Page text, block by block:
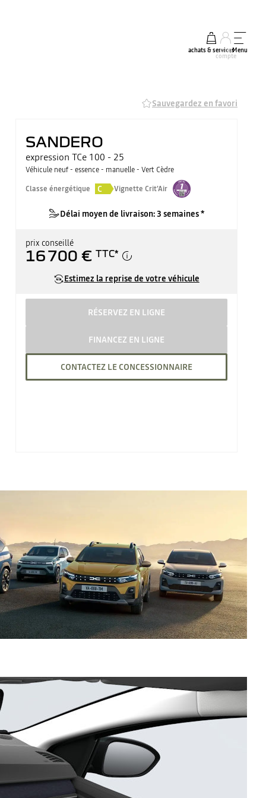
achats & services
mon
compte
Menu
Sauvegardez en favori
SANDERO
expression TCe 100 - 25
Véhicule neuf - essence - manuelle - Vert Cèdre
Classe énergétique
C Vignette Crit'Air
Délai moyen de livraison: 3 semaines *
prix conseillé
16 700 € TTC*
Estimez la reprise de votre véhicule
RÉSERVEZ EN LIGNE
FINANCEZ EN LIGNE
CONTACTEZ LE CONCESSIONNAIRE